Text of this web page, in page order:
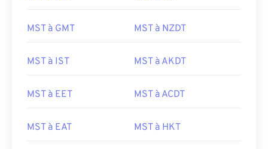
MST à GMT MST à NZDT
MST à IST MST à AKDT
MST à EET MST à ACDT
MST à EAT MST à HKT